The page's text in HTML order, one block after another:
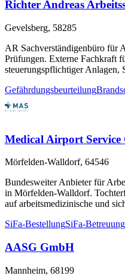
Richter Andreas
Gevelsberg, 58285
AR Sachverständigenbüro für
Prüfungen. Externe Fachkraft
steuerungspflichtiger Anlagen,
Gefährdungsbeurteilung
Medical Airport Service
Mörfelden-Walldorf, 64546
Bundesweiter Anbieter für
in Mörfelden-Walldorf.
auf arbeitsmedizinische und
SiFa-BestellungSiFa-Betreuung
AASG GmbH
Mannheim, 68199